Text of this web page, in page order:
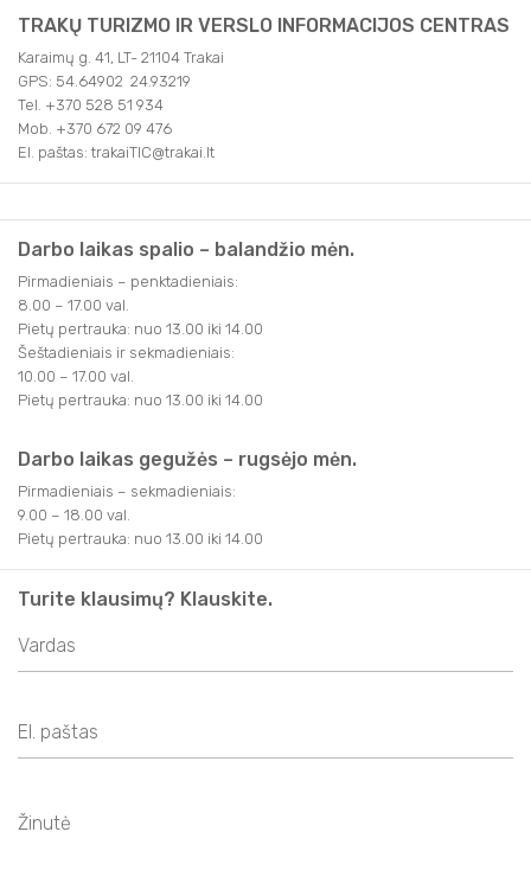
TRAKŲ TURIZMO IR VERSLO INFORMACIJOS CENTRAS
Karaimų g. 41, LT- 21104 Trakai
GPS: 54.64902 24.93219
Tel. +370 528 51 934
Mob. +370 672 09 476
El. paštas: trakaiTIC@trakai.lt
Darbo laikas spalio – balandžio mėn.
Pirmadieniais – penktadieniais:
8.00 – 17.00 val.
Pietų pertrauka: nuo 13.00 iki 14.00
Šeštadieniais ir sekmadieniais:
10.00 – 17.00 val.
Pietų pertrauka: nuo 13.00 iki 14.00
Darbo laikas gegužės – rugsėjo mėn.
Pirmadieniais – sekmadieniais:
9.00 – 18.00 val.
Pietų pertrauka: nuo 13.00 iki 14.00
Turite klausimų? Klauskite.